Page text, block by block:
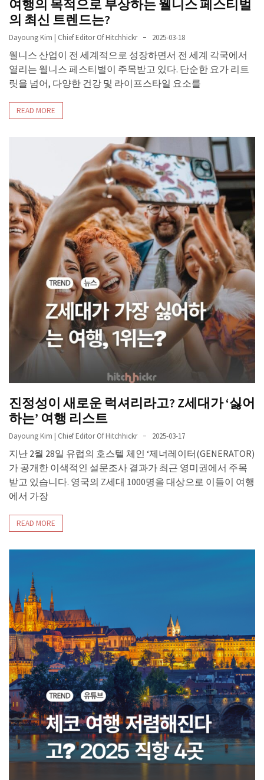
여행의 목적으로 부상하는 웰니스 페스티벌
의 최신 트렌드는?
Dayoung Kim | Chief Editor Of Hitchhickr 2025-03-18
웰니스 산업이 전 세계적으로 성장하면서 전 세계 각국에서
열리는 웰니스 페스티벌이 주목받고 있다. 단순한 요가 리트
릿을 넘어, 다양한 건강 및 라이프스타일 요소를
READ MORE
진정성이 새로운 럭셔리라고? Z세대가 ‘싫어
하는’ 여행 리스트
Dayoung Kim | Chief Editor Of Hitchhickr 2025-03-17
지난 2월 28일 유럽의 호스텔 체인 ‘제너레이터(GENERATOR)
가 공개한 이색적인 설문조사 결과가 최근 영미권에서 주목
받고 있습니다. 영국의 Z세대 1000명을 대상으로 이들이 여행
에서 가장
READ MORE